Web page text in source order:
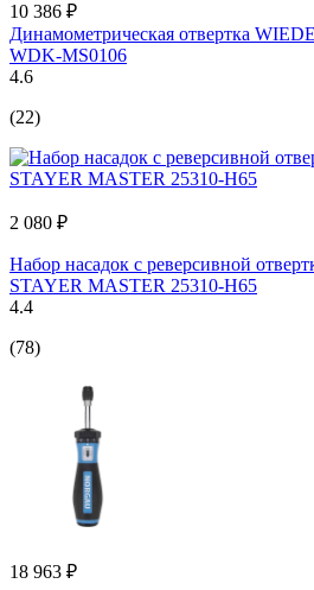
10 386 ₽
Динамометрическая отвертка
WDK-MS0106
4.6
(22)
2 080 ₽
Набор насадок с реверсивной
STAYER MASTER 25310-H65
4.4
(78)
18 963 ₽